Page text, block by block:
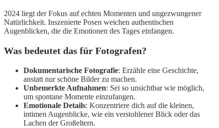
2024 liegt der Fokus auf echten Momenten und ungezwungener
Natürlichkeit. Inszenierte Posen weichen authentischen
Augenblicken, die die Emotionen des Tages einfangen.
Was bedeutet das für Fotografen?
Dokumentarische Fotografie: Erzähle eine Geschichte,
anstatt nur schöne Bilder zu machen.
Unbemerkte Aufnahmen: Sei so unsichtbar wie möglich,
um spontane Momente einzufangen.
Emotionale Details: Konzentriere dich auf die kleinen,
intimen Augenblicke, wie ein verstohlener Blick oder das
Lachen der Großeltern.